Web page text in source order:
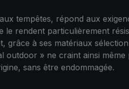
tempêtes, répond aux
rendent particulièrement
à ses matériaux
» ne craint ainsi
sans être endommagée.